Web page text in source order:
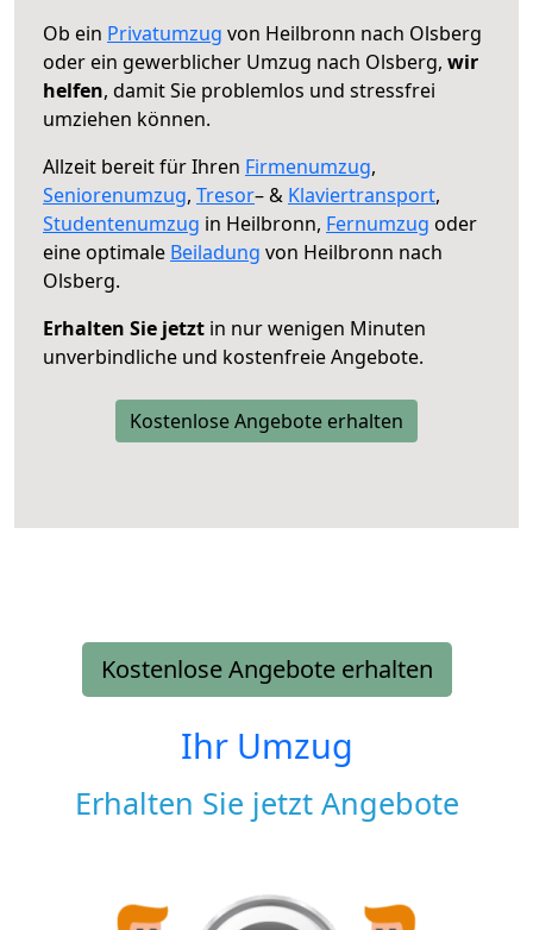
Ob ein Privatumzug von Heilbronn nach Olsberg
oder ein gewerblicher Umzug nach Olsberg, wir
helfen, damit Sie problemlos und stressfrei
umziehen können.
Allzeit bereit für Ihren Firmenumzug,
Seniorenumzug, Tresor– & Klaviertransport,
Studentenumzug in Heilbronn, Fernumzug oder
eine optimale Beiladung von Heilbronn nach
Olsberg.
Erhalten Sie jetzt in nur wenigen Minuten
unverbindliche und kostenfreie Angebote.
Kostenlose Angebote erhalten
Kostenlose Angebote erhalten
Ihr Umzug
Erhalten Sie jetzt Angebote